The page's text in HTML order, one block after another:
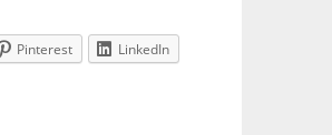
Pinterest
LinkedIn